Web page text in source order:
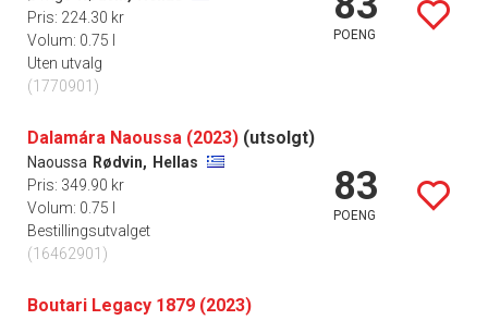
Pris: 224.30 kr
Volum: 0.75 l
Uten utvalg
(1770901)
POENG
Dalamára Naoussa (2023) (utsolgt)
Naoussa Rødvin, Hellas
Pris: 349.90 kr
Volum: 0.75 l
Bestillingsutvalget
(16462901)
83
POENG
Boutari Legacy 1879 (2023)